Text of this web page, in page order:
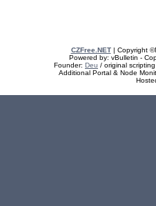
CZFree.NET| Copyright
Powered by: vBulletin -
Founder: Deu / original
Additional Portal & Node